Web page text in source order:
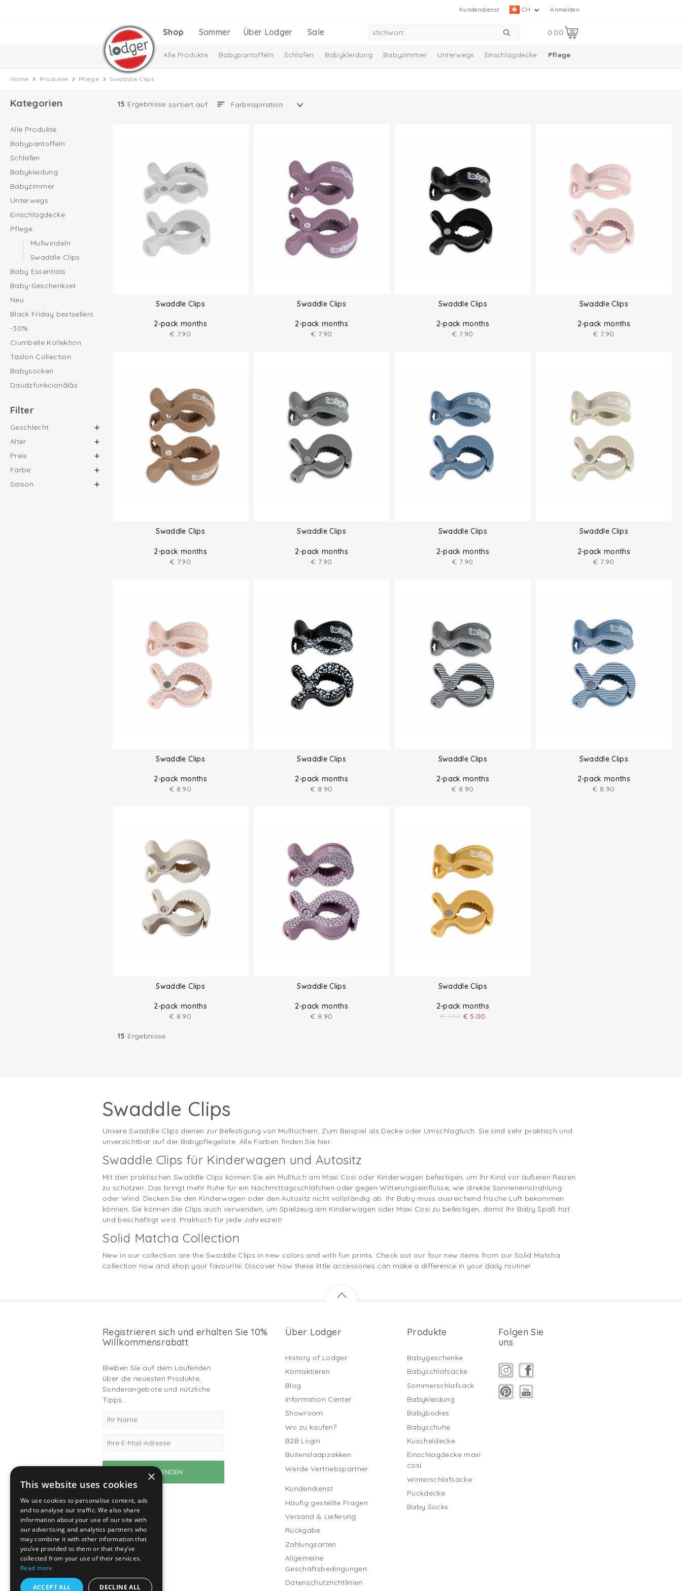
Anmelden
CH
Kundendienst
0.00
Shop Sommer Über Lodger Sale
Alle Produkte Babypantoffeln Schlafen Babykleidung Babyzimmer Unterwegs Einschlagdecke Pflege
Home Produkte Pflege Swaddle Clips
Kategorien
Alle Produkte
Babypantoffeln
Schlafen
Babykleidung
Babyzimmer
Unterwegs
Einschlagdecke
Pflege
Mullwindeln
Swaddle Clips
Baby Essentials
Baby-Geschenkset
Neu
Black Friday bestsellers
-30%
Ciumbelle Kollektion
Taslon Collection
Babysocken
Daudzfunkcionālās
Filter
Geschlecht
Alter
Preis
Farbe
Saison
15 Ergebnisse sortiert auf
Swaddle Clips
2-pack months
€ 7.90
Swaddle Clips
2-pack months
€ 7.90
Swaddle Clips
2-pack months
€ 7.90
Swaddle Clips
2-pack months
€ 7.90
Swaddle Clips
2-pack months
€ 7.90
Swaddle Clips
2-pack months
€ 7.90
Swaddle Clips
2-pack months
€ 7.90
Swaddle Clips
2-pack months
€ 7.90
Swaddle Clips
2-pack months
€ 8.90
Swaddle Clips
2-pack months
€ 8.90
Swaddle Clips
2-pack months
€ 8.90
Swaddle Clips
2-pack months
€ 8.90
Swaddle Clips
2-pack months
€ 8.90
Swaddle Clips
2-pack months
€ 8.90
Swaddle Clips
2-pack months
€ 7.90 € 5.00
15 Ergebnisse
Swaddle Clips
Unsere Swaddle Clips dienen zur Befestigung von Mulltüchern. Zum Beispiel als Decke oder Umschlagtuch. Sie sind sehr praktisch und
unverzichtbar auf der Babypflegeliste. Alle Farben finden Sie hier.
Swaddle Clips für Kinderwagen und Autositz
Mit den praktischen Swaddle Clips können Sie ein Mulltuch am Maxi Cosi oder Kinderwagen befestigen, um Ihr Kind vor äußeren Reizen
zu schützen. Das bringt mehr Ruhe für ein Nachmittagsschläfchen oder gegen Witterungseinflüsse, wie direkte Sonneneinstrahlung
oder Wind. Decken Sie den Kinderwagen oder den Autositz nicht vollständig ab. Ihr Baby muss ausreichend frische Luft bekommen
können. Sie können die Clips auch verwenden, um Spielzeug am Kinderwagen oder Maxi Cosi zu befestigen, damit Ihr Baby Spaß hat
und beschäftigt wird. Praktisch für jede Jahreszeit!
Solid Matcha Collection
New in our collection are the Swaddle Clips in new colors and with fun prints. Check out our four new items from our Solid Matcha
collection now and shop your favourite. Discover how these little accessories can make a difference in your daily routine!
Registrieren sich und erhalten Sie 10%
Willkommensrabatt
Bleiben Sie auf dem Laufenden
über die neuesten Produkte,
Sonderangebote und nützliche
Tipps.
Über Lodger
History of Lodger
Kontaktieren
Blog
Information Center
Showroom
Wo zu kaufen?
B2B Login
Buitenslaapzakken
Werde Vertriebspartner
Kundendienst
Häufig gestellte Fragen
Versand & Lieferung
Rückgabe
Zahlungsarten
Allgemeine
Geschäftsbedingungen
Datenschutzrichtlinien
Produkte
Babygeschenke
Babyschlafsäcke
Sommerschlafsack
Babykleidung
Babybodies
Babyschuhe
Kuscheldecke
Einschlagdecke maxi
cosi
Winterschlafsäcke
Puckdecke
Baby Socks
Folgen Sie
uns
×
This website uses cookies
We use cookies to personalise content, ads
and to analyse our traffic. We also share
information about your use of our site with
our advertising and analytics partners who
may combine it with other information that
you’ve provided to them or that they’ve
collected from your use of their services.
Read more
ACCEPT ALL DECLINE ALL